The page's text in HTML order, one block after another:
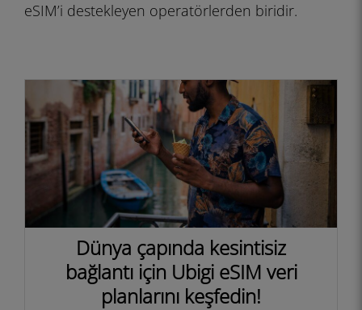
eSIM’i destekleyen operatörlerden biridir.
Dünya çapında kesintisiz
bağlantı için Ubigi eSIM veri
planlarını keşfedin!